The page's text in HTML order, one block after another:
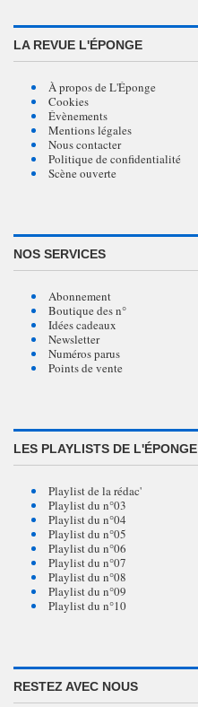
LA REVUE L'ÉPONGE
À propos de L'Éponge
Cookies
Évènements
Mentions légales
Nous contacter
Politique de confidentialité
Scène ouverte
NOS SERVICES
Abonnement
Boutique des n°
Idées cadeaux
Newsletter
Numéros parus
Points de vente
LES PLAYLISTS DE L'ÉPONGE
Playlist de la rédac'
Playlist du n°03
Playlist du n°04
Playlist du n°05
Playlist du n°06
Playlist du n°07
Playlist du n°08
Playlist du n°09
Playlist du n°10
RESTEZ AVEC NOUS